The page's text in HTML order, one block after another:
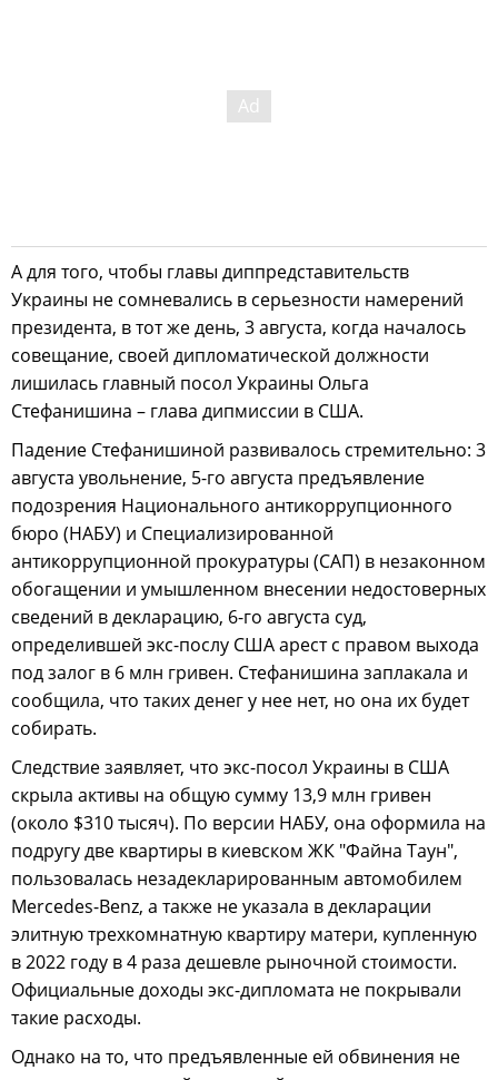
А для того, чтобы главы диппредставительств
Украины не сомневались в серьезности намерений
президента, в тот же день, 3 августа, когда началось
совещание, своей дипломатической должности
лишилась главный посол Украины Ольга
Стефанишина – глава дипмиссии в США.
Падение Стефанишиной развивалось стремительно: 3
августа увольнение, 5-го августа предъявление
подозрения Национального антикоррупционного
бюро (НАБУ) и Специализированной
антикоррупционной прокуратуры (САП) в незаконном
обогащении и умышленном внесении недостоверных
сведений в декларацию, 6-го августа суд,
определившей экс-послу США арест с правом выхода
под залог в 6 млн гривен. Стефанишина заплакала и
сообщила, что таких денег у нее нет, но она их будет
собирать.
Следствие заявляет, что экс-посол Украины в США
скрыла активы на общую сумму 13,9 млн гривен
(около $310 тысяч). По версии НАБУ, она оформила на
подругу две квартиры в киевском ЖК "Файна Таун",
пользовалась незадекларированным автомобилем
Mercedes-Benz, а также не указала в декларации
элитную трехкомнатную квартиру матери, купленную
в 2022 году в 4 раза дешевле рыночной стоимости.
Официальные доходы экс-дипломата не покрывали
такие расходы.
Однако на то, что предъявленные ей обвинения не